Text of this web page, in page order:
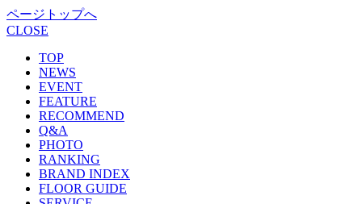
ページトップへ
CLOSE
TOP
NEWS
EVENT
FEATURE
RECOMMEND
Q&A
PHOTO
RANKING
BRAND INDEX
FLOOR GUIDE